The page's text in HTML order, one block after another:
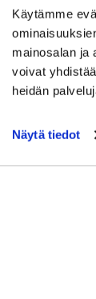
Käytämme
mainosalan ja
voivat
heidän
Näytä tiedot
Syke